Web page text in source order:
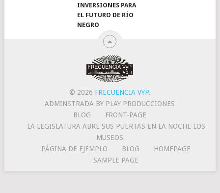
INVERSIONES PARA
EL FUTURO DE RÍO
NEGRO
© 2026 FRECUENCIA VYP.
ADMINSTRADA BY PLAY PRODUCCIONES
BLOG
FRONT-PAGE
LA LEGISLATURA ABRE SUS PUERTAS EN LA NOCHE LOS
MUSEOS
PÁGINA DE EJEMPLO
BLOG
HOMEPAGE
SAMPLE PAGE